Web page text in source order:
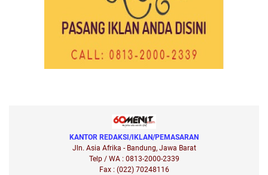
KANTOR REDAKSI/IKLAN/PEMASARAN
Jln. Asia Afrika - Bandung, Jawa Barat
Telp / WA : 0813-2000-2339
Fax : (022) 70248116